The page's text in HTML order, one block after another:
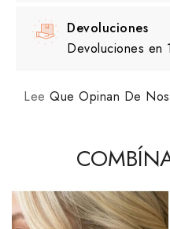
Devoluciones
Devoluciones en
Lee Que Opinan De